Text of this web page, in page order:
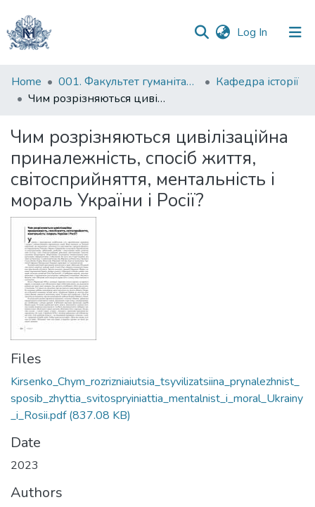
Log In (current)
Communities
&
All of DSpace
Statistics
Home 001. Факультет гуманітарних наук
Кафедра історії
Чим розрізняються цивілізаційна приналежність, спосіб життя, світосприйняття, ментальність і мораль України і Росії?
Чим розрізняються цивілізаційна
приналежність, спосіб життя,
світосприйняття, ментальність і
мораль України і Росії?
Files
Kirsenko_Chym_rozrizniaiutsia_tsyvilizatsiina_prynalezhnist_
sposib_zhyttia_svitospryiniattia_mentalnist_i_moral_Ukrainy
_i_Rosii.pdf(837.08 KB)
Date
2023
Authors